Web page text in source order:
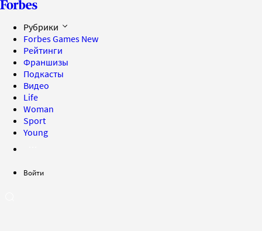
Рубрики
Forbes Games New
Рейтинги
Франшизы
Подкасты
Видео
Life
Woman
Sport
Young
Войти